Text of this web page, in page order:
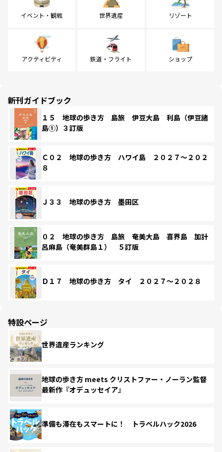
イベント・観戦 世界遺産 リゾート
アクティビティ 鉄道・フライト ショップ
新刊ガイドブック
１５ 地球の歩き方 島旅 伊豆大島 利島（伊豆諸
島①）３訂版
Ｃ０２ 地球の歩き方 ハワイ島 ２０２７～２０２
８
Ｊ３３ 地球の歩き方 墨田区
０２ 地球の歩き方 島旅 奄美大島 喜界島 加計
呂麻島（奄美群島１） ５訂版
Ｄ１７ 地球の歩き方 タイ ２０２７～２０２８
特設ページ
世界遺産ランキング
地球の歩き方 meets クリストファー・ノーラン監督
最新作『オデュッセイア』
準備も滞在もスマートに！ トラベルハック2026